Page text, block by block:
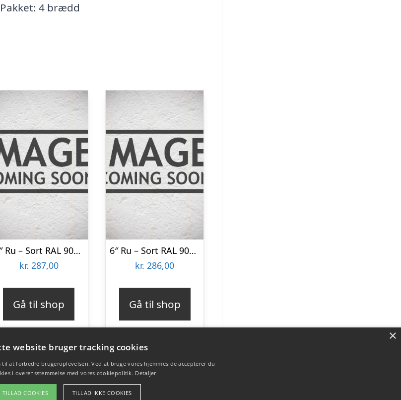
4 brædd
5″ Ru – Sort RAL 9005 22×125 Færdigmalet Træbeklædning
kr. 287,00
Gå til shop
6″ Ru – Sort RAL 9005 22×150 Færdigmalet Træbeklædning
kr. 286,00
Gå til shop
×
website bruger tracking cookies
at forbedre brugeroplevelsen. Ved at bruge vores hjemmeside accepterer du
i overensstemmelse med vores cookiepolitik. Detaljer
TILLAD COOKIES TILLAD IKKE COOKIES